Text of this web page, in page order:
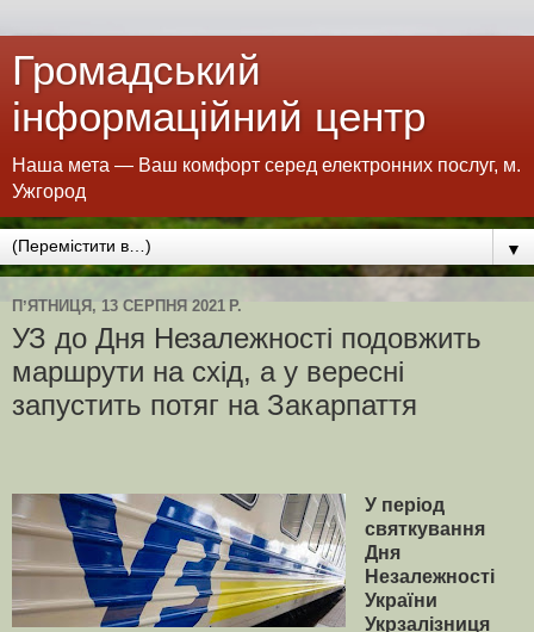
Громадський
інформаційний центр
Наша мета — Ваш комфорт серед електронних послуг, м.
Ужгород
▼
ПʼЯТНИЦЯ, 13 СЕРПНЯ 2021 Р.
УЗ до Дня Незалежності подовжить
маршрути на схід, а у вересні
запустить потяг на Закарпаття
У період
святкування
Дня
Незалежності
України
Укрзалізниця